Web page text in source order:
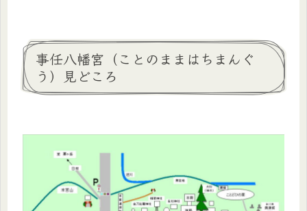
事任八幡宮（ことのままはちまんぐ
う）見どころ